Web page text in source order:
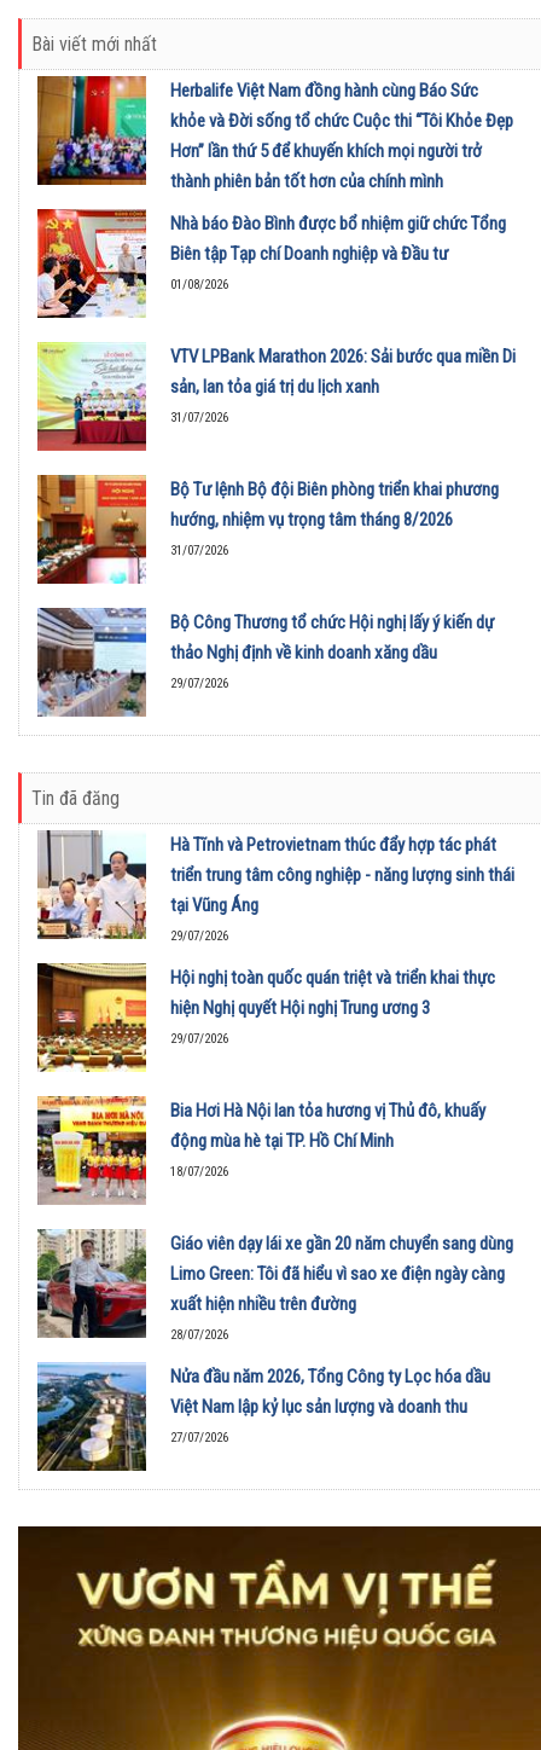
Bài viết mới nhất
Herbalife Việt Nam đồng hành cùng Báo Sức
khỏe và Đời sống tổ chức Cuộc thi “Tôi Khỏe Đẹp
Hơn” lần thứ 5 để khuyến khích mọi người trở
thành phiên bản tốt hơn của chính mình
01/08/2026
Nhà báo Đào Bình được bổ nhiệm giữ chức Tổng
Biên tập Tạp chí Doanh nghiệp và Đầu tư
01/08/2026
VTV LPBank Marathon 2026: Sải bước qua miền Di
sản, lan tỏa giá trị du lịch xanh
31/07/2026
Bộ Tư lệnh Bộ đội Biên phòng triển khai phương
hướng, nhiệm vụ trọng tâm tháng 8/2026
31/07/2026
Bộ Công Thương tổ chức Hội nghị lấy ý kiến dự
thảo Nghị định về kinh doanh xăng dầu
29/07/2026
Tin đã đăng
Hà Tĩnh và Petrovietnam thúc đẩy hợp tác phát
triển trung tâm công nghiệp - năng lượng sinh thái
tại Vũng Áng
29/07/2026
Hội nghị toàn quốc quán triệt và triển khai thực
hiện Nghị quyết Hội nghị Trung ương 3
29/07/2026
Bia Hơi Hà Nội lan tỏa hương vị Thủ đô, khuấy
động mùa hè tại TP. Hồ Chí Minh
18/07/2026
Giáo viên dạy lái xe gần 20 năm chuyển sang dùng
Limo Green: Tôi đã hiểu vì sao xe điện ngày càng
xuất hiện nhiều trên đường
28/07/2026
Nửa đầu năm 2026, Tổng Công ty Lọc hóa dầu
Việt Nam lập kỷ lục sản lượng và doanh thu
27/07/2026